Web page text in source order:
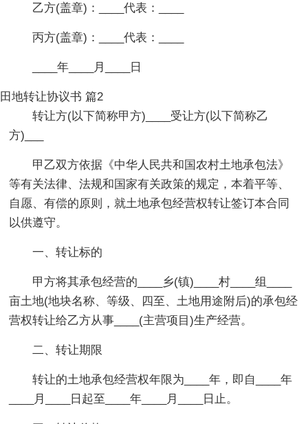
乙方(盖章)：____代表：____
丙方(盖章)：____代表：____
____年____月____日
田地转让协议书 篇2
转让方(以下简称甲方)____受让方(以下简称乙
方)___
甲乙双方依据《中华人民共和国农村土地承包法》
等有关法律、法规和国家有关政策的规定，本着平等、
自愿、有偿的原则，就土地承包经营权转让签订本合同
以供遵守。
一、转让标的
甲方将其承包经营的____乡(镇)____村____组____
亩土地(地块名称、等级、四至、土地用途附后)的承包经
营权转让给乙方从事____(主营项目)生产经营。
二、转让期限
转让的土地承包经营权年限为____年，即自____年
____月____日起至____年____月____日止。